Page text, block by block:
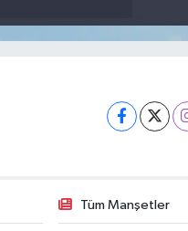
Tüm Manşetler